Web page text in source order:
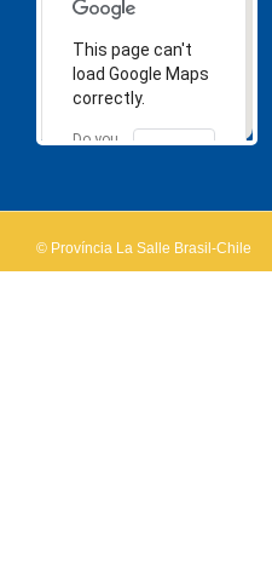
This page can't
load Google Maps
correctly.
Do you
OK
© Província La Salle Brasil-Chile